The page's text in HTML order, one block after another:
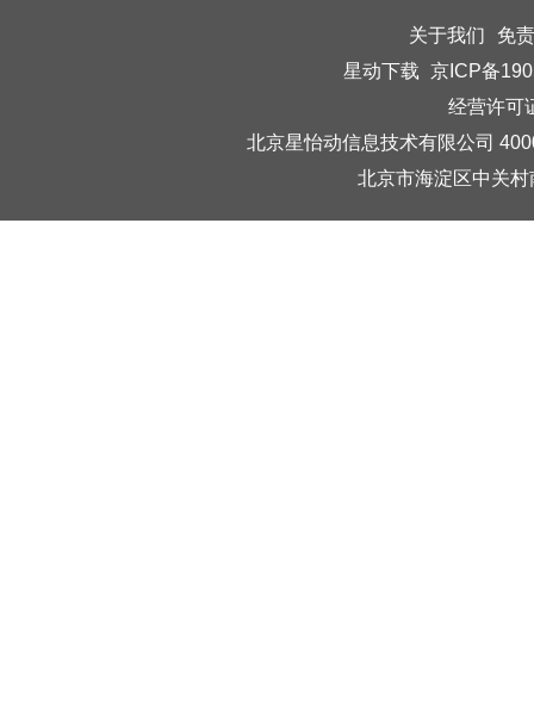
关于我们
免
星动下载 京ICP备
经营许可
北京星怡动信息技术有限公司
北京市海淀区中关